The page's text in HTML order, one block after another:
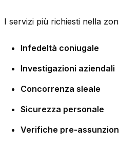
I servizi più richiesti nella
Infedeltà coniugale
Investigazioni aziendali
Concorrenza sleale
Sicurezza personale
Verifiche pre-